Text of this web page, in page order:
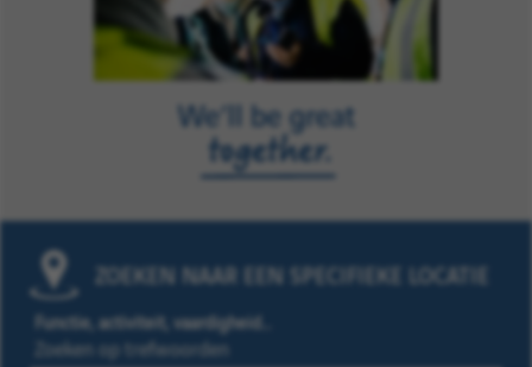
ZOEKEN NAAR EEN SPECIFIEKE LOCATIE
Functie, activiteit, vaardigheid…